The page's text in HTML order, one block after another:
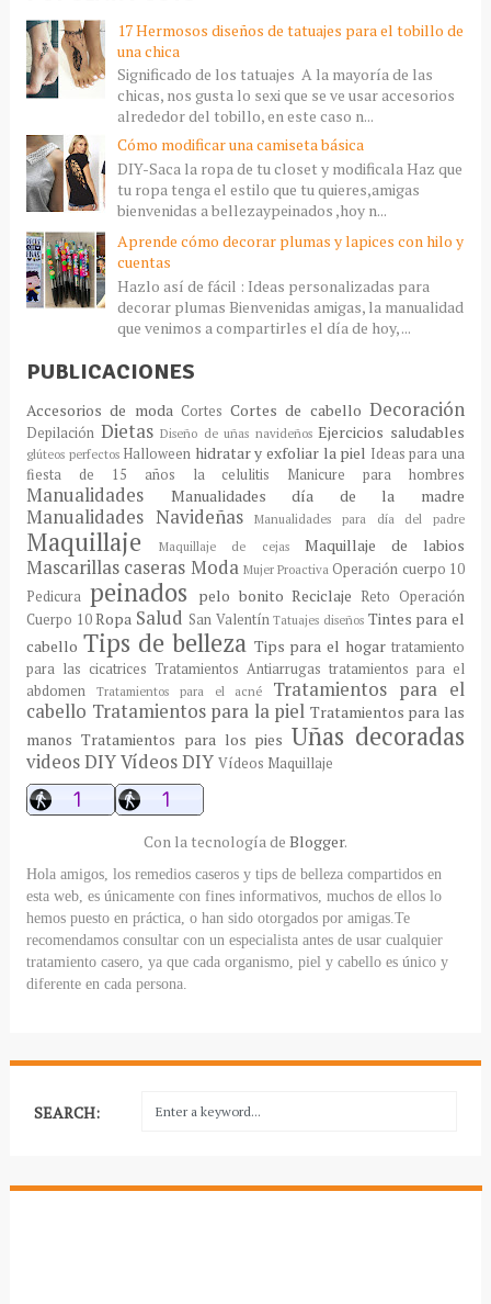
17 Hermosos diseños de tatuajes para el tobillo de
una chica
Significado de los tatuajes A la mayoría de las
chicas, nos gusta lo sexi que se ve usar accesorios
alrededor del tobillo, en este caso n...
Cómo modificar una camiseta básica
DIY-Saca la ropa de tu closet y modificala Haz que
tu ropa tenga el estilo que tu quieres,amigas
bienvenidas a bellezaypeinados ,hoy n...
Aprende cómo decorar plumas y lapices con hilo y
cuentas
Hazlo así de fácil : Ideas personalizadas para
decorar plumas Bienvenidas amigas, la manualidad
que venimos a compartirles el día de hoy, ...
PUBLICACIONES
Accesorios de moda Cortes Cortes de cabello Decoración
Depilación Dietas Diseño de uñas navideños Ejercicios saludables
glúteos perfectos Halloween hidratar y exfoliar la piel Ideas para una
fiesta de 15 años
la celulitis Manicure para hombres
Manualidades Manualidades día de la madre
Manualidades Navideñas Manualidades para día del padre
Maquillaje Maquillaje de cejas Maquillaje de labios
Mascarillas caseras Moda Mujer Proactiva Operación cuerpo 10
Pedicura peinados pelo bonito Reciclaje Reto Operación
Cuerpo 10 Ropa Salud San Valentín Tatuajes diseños Tintes para el
cabello Tips de belleza Tips para el hogar tratamiento
para las cicatrices Tratamientos Antiarrugas tratamientos para el
abdomen
Tratamientos para el acné
Tratamientos para el
cabello Tratamientos para la piel Tratamientos para las
manos Tratamientos para los pies Uñas decoradas
videos DIYVídeos DIY Vídeos Maquillaje
Con la tecnología de Blogger.
Hola amigos, los remedios caseros y tips de belleza compartidos en
esta web, es únicamente con fines informativos, muchos de ellos lo
hemos puesto en práctica, o han sido otorgados por amigas.Te
recomendamos consultar con un especialista antes de usar cualquier
tratamiento casero, ya que cada organismo, piel y cabello es único y
diferente en cada persona.
SEARCH: